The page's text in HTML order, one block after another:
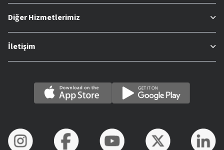
Diğer Hizmetlerimiz
İletişim